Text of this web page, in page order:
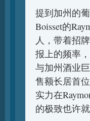
提到加州的
Boisset的
人，带着招
报上的频率
与加州酒业
售额长居首
实力在
的极致也许